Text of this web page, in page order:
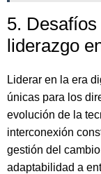
5.
liderazgo
Liderar en la era
únicas para los
evolución de la
interconexión
gestión del
adaptabilidad a